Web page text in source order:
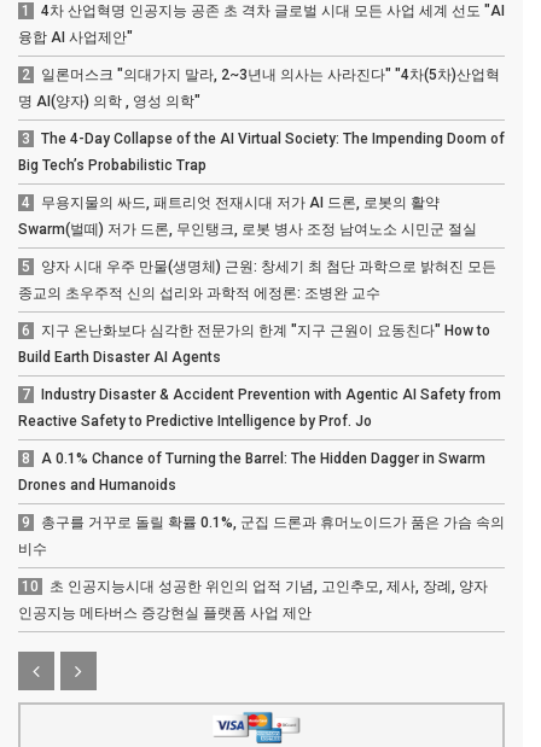
1
4차 산업혁명 인공지능 공존 초 격차 글로벌 시대 모든 사업 세계 선도 "AI
융합 AI 사업제안"
2
일론머스크 "의대가지 말라, 2~3년내 의사는 사라진다" "4차(5차)산업혁
명 AI(양자) 의학 , 영성 의학"
3
The 4-Day Collapse of the AI Virtual Society: The Impending Doom of
Big Tech’s Probabilistic Trap
4
무용지물의 싸드, 패트리엇 전재시대 저가 AI 드론, 로봇의 활약
Swarm(벌떼) 저가 드론, 무인탱크, 로봇 병사 조정 남여노소 시민군 절실
5
양자 시대 우주 만물(생명체) 근원: 창세기 최 첨단 과학으로 밝혀진 모든
종교의 초우주적 신의 섭리와 과학적 에정론: 조병완 교수
6
지구 온난화보다 심각한 전문가의 한계 "지구 근원이 요동친다" How to
Build Earth Disaster AI Agents
7
Industry Disaster & Accident Prevention with Agentic AI Safety from
Reactive Safety to Predictive Intelligence by Prof. Jo
8
A 0.1% Chance of Turning the Barrel: The Hidden Dagger in Swarm
Drones and Humanoids
9
총구를 거꾸로 돌릴 확률 0.1%, 군집 드론과 휴머노이드가 품은 가슴 속의
비수
10
초 인공지능시대 성공한 위인의 업적 기념, 고인추모, 제사, 장례, 양자
인공지능 메타버스 증강현실 플랫폼 사업 제안